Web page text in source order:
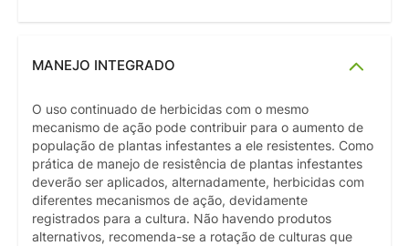
MANEJO INTEGRADO
O uso continuado de herbicidas com o mesmo
mecanismo de ação pode contribuir para o aumento de
população de plantas infestantes a ele resistentes. Como
prática de manejo de resistência de plantas infestantes
deverão ser aplicados, alternadamente, herbicidas com
diferentes mecanismos de ação, devidamente
registrados para a cultura. Não havendo produtos
alternativos, recomenda-se a rotação de culturas que